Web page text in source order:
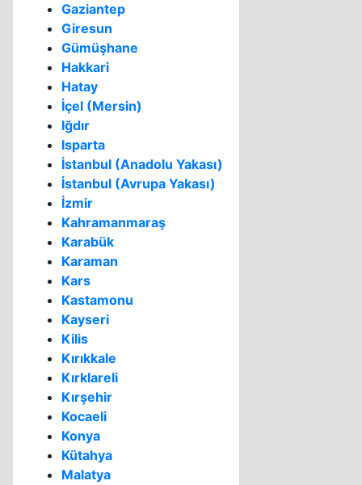
Gaziantep
Giresun
Gümüşhane
Hakkari
Hatay
İçel (Mersin)
Iğdır
Isparta
İstanbul (Anadolu Yakası)
İstanbul (Avrupa Yakası)
İzmir
Kahramanmaraş
Karabük
Karaman
Kars
Kastamonu
Kayseri
Kilis
Kırıkkale
Kırklareli
Kırşehir
Kocaeli
Konya
Kütahya
Malatya